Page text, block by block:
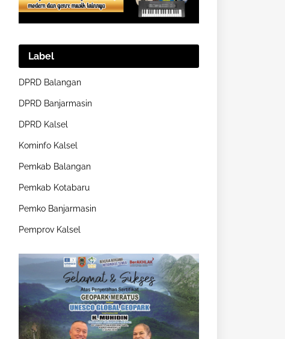
Label
DPRD Balangan
DPRD Banjarmasin
DPRD Kalsel
Kominfo Kalsel
Pemkab Balangan
Pemkab Kotabaru
Pemko Banjarmasin
Pemprov Kalsel